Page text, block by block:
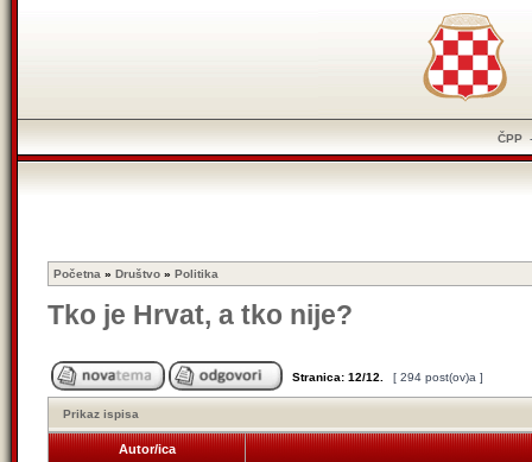
ČPP
Početna » Društvo » Politika
Tko je Hrvat, a tko nije?
Stranica: 12/12 [ 294 post(ov)a ]
Prikaz ispisa
Autor/ica